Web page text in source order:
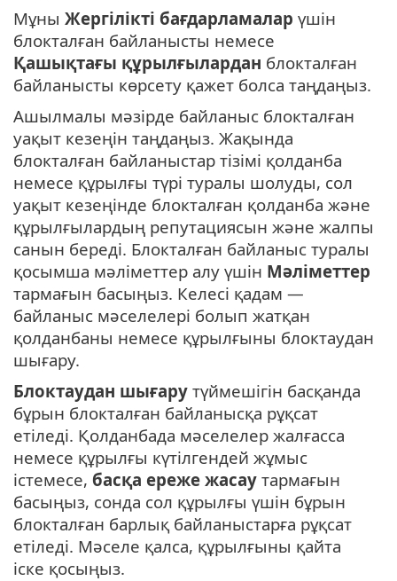
Мұны Жергілікті бағдарламалар үшін
блокталған байланысты немесе
Қашықтағы құрылғылардан блокталған
байланысты көрсету қажет болса таңдаңыз.
Ашылмалы мәзірде байланыс блокталған
уақыт кезеңін таңдаңыз. Жақында
блокталған байланыстар тізімі қолданба
немесе құрылғы түрі туралы шолуды, сол
уақыт кезеңінде блокталған қолданба және
құрылғылардың репутациясын және жалпы
санын береді. Блокталған байланыс туралы
қосымша мәліметтер алу үшін Мәліметтер
тармағын басыңыз. Келесі қадам —
байланыс мәселелері болып жатқан
қолданбаны немесе құрылғыны блоктаудан
шығару.
Блоктаудан шығару түймешігін басқанда
бұрын блокталған байланысқа рұқсат
етіледі. Қолданбада мәселелер жалғасса
немесе құрылғы күтілгендей жұмыс
істемесе, басқа ереже жасау тармағын
басыңыз, сонда сол құрылғы үшін бұрын
блокталған барлық байланыстарға рұқсат
етіледі. Мәселе қалса, құрылғыны қайта
іске қосыңыз.